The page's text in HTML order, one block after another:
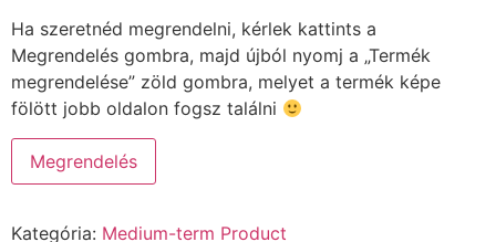
Ha szeretnéd megrendelni, kérlek kattints a
Megrendelés gombra, majd újból nyomj a „Termék
megrendelése” zöld gombra, melyet a termék képe
fölött jobb oldalon fogsz találni
Megrendelés
Kategória: Medium-term Product